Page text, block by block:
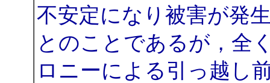
不安定になり被害が発
とのことであるが，全
ロニーによる引っ越し